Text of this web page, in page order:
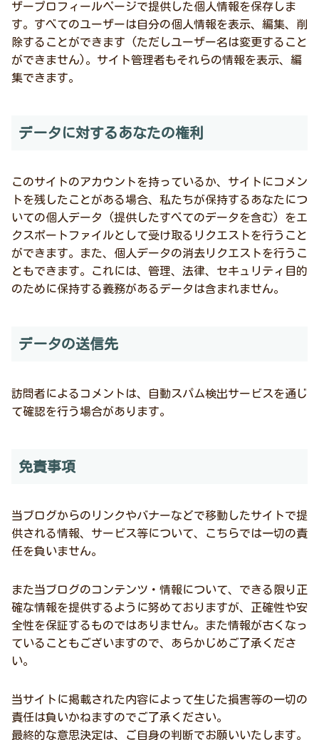
ザープロフィールページで提供した個人情報を保存しま
す。すべてのユーザーは自分の個人情報を表示、編集、削
除することができます (ただしユーザー名は変更すること
ができません)。サイト管理者もそれらの情報を表示、編
集できます。
データに対するあなたの権利
このサイトのアカウントを持っているか、サイトにコメン
トを残したことがある場合、私たちが保持するあなたにつ
いての個人データ (提供したすべてのデータを含む) をエ
クスポートファイルとして受け取るリクエストを行うこと
ができます。また、個人データの消去リクエストを行うこ
ともできます。これには、管理、法律、セキュリティ目的
のために保持する義務があるデータは含まれません。
データの送信先
訪問者によるコメントは、自動スパム検出サービスを通じ
て確認を行う場合があります。
免責事項
当ブログからのリンクやバナーなどで移動したサイトで提
供される情報、サービス等について、こちらでは一切の責
任を負いません。
また当ブログのコンテンツ・情報について、できる限り正
確な情報を提供するように努めておりますが、正確性や安
全性を保証するものではありません。また情報が古くなっ
ていることもございますので、あらかじめご了承くださ
い。
当サイトに掲載された内容によって生じた損害等の一切の
責任は負いかねますのでご了承ください。
最終的な意思決定は、ご自身の判断でお願いいたします。